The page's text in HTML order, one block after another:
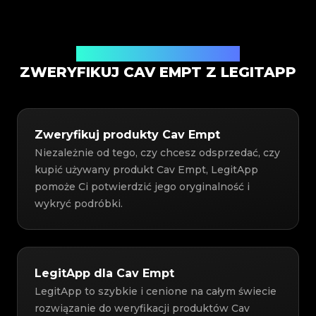
ZWERYFIKUJ CAV EMPT Z LEGITAPP
Zweryfikuj produkty Cav Empt
Niezależnie od tego, czy chcesz odsprzedać, czy
kupić używany produkt Cav Empt, LegitApp
pomoże Ci potwierdzić jego oryginalność i
wykryć podróbki.
LegitApp dla Cav Empt
LegitApp to szybkie i cenione na całym świecie
rozwiązanie do weryfikacji produktów Cav